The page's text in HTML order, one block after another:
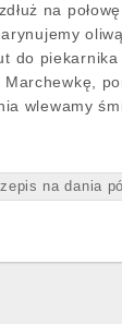
na
do
wlewamy
na dania